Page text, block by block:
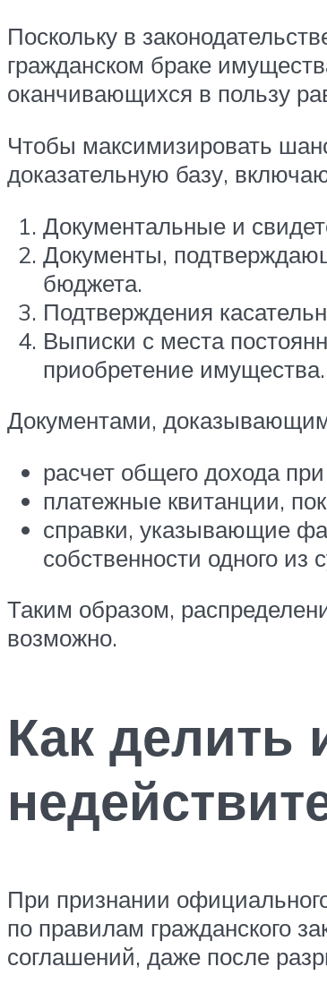
Поскольку в
гражданском браке
оканчивающихся в пользу
Чтобы максимизировать
доказательную базу,
Документальные и
Документы,
бюджета.
Подтверждения
Выписки с места
приобретение имущества.
Документами,
расчет общего дохода
платежные квитанции,
справки, указывающие
собственности одного из
Таким образом,
возможно.
Как делить
При признании
по правилам гражданского
соглашений, даже после